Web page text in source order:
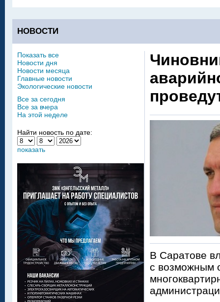
НОВОСТИ
В Саратове
с возможным
Показать все
Новости дня
Новости месяца
Главные новости
Экологические новости
Все за сегодня
Все за вчера
На этой неделе
Найти новость по дате:
показать